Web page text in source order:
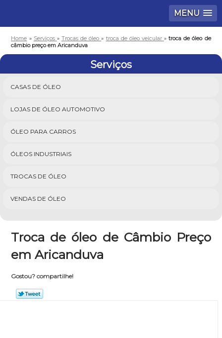
MENU
Home » Serviços » Trocas de óleo» troca de óleo veicular»troca de óleo de
câmbio preço em Aricanduva
Serviços
CASAS DE ÓLEO
LOJAS DE ÓLEO AUTOMOTIVO
ÓLEO PARA CARROS
ÓLEOS INDUSTRIAIS
TROCAS DE ÓLEO
VENDAS DE ÓLEO
Troca de óleo de Câmbio Preço
em Aricanduva
Gostou? compartilhe!